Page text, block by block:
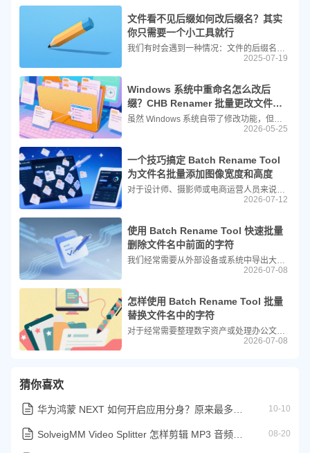
文件看不见后缀如何改后缀名？其实
你只需要一个小工具就行
我们有时会遇到一种情况：文件的后缀名看不见或无法直接修改。比如系统默认隐藏了文件扩展名，或者文件本身被加密、转换格式后保留了错误的后缀。这时候，如果想统一修改文件的扩展名（如将 .txt 改为 .csv，或将 .webp 改为 .jpg），手动一个一个更改显然效率太低。今天我们就来教大家如何使用 “拖把改名器” 或类似工具 — 简鹿文件批量重命名软件，轻松实现批量修改文件后缀名的操作，即使你看不见后缀也能搞定！
2025-07-19
Windows 系统中重命名怎么改后
缀？CHB Renamer 批量更改文件扩
展名
虽然 Windows 系统自带了修改功能，但面对大量文件时效率极低。今天这篇教程将带你了解两种修改方式：一种是适合少量文件的系统自带方法，另一种则是利用绿色免费工具 CHB Renamer 实现秒级批量处理。
2026-05-25
一个技巧搞定 Batch Rename Tool
为文件名批量添加图像宽度和高度
对于设计师、摄影师或电商运营人员来说，图像的宽度和高度（分辨率）是至关重要的参数。如果仅凭肉眼观察文件名，很难快速分辨出图片的具体尺寸。今天，我们就来教大家如何使用 Batch Rename Tool 中的自定义模式参数，在文件名中自动批量添加图像的宽度和高度，让文件管理更加直观高效。
2026-07-12
使用 Batch Rename Tool 快速批量
删除文件名中前面的字符
我们经常需要从外部设备或系统中导出大量文件，这些文件往往带有系统自动生成的冗余前缀（如“Frame”、“IMG_”或“副本”等）。如果逐个手动重命名，不仅耗时费力，还极易出错。借助 Batch Rename Tool 这款高效工具，我们可以利用其“修剪”功能，轻松实现前缀字符的批量移除
2026-07-08
怎样使用 Batch Rename Tool 批量
替换文件名中的字符
对于经常需要整理数字资产或处理办公文档的用户来说，面对成百上千个命名杂乱无章的文件，手动逐个修改无疑是巨大的工作量。幸运的是，借助专业的批量重命名工具，我们可以轻松化繁为简。今天，我们就来详细介绍如何使用 Batch Rename Tool 这款免费且高效的工具，快速批量替换文件名中的指定字符。
2026-07-08
猜你喜欢
华为鸿蒙 NEXT 如何开启应用分身？原来最多支持 5 个应用分身 10-10
SolveigMM Video Splitter 怎样剪辑 MP3 音频文件？简单几步精准裁剪 08-20